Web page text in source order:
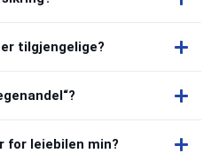
tilgjengelige?
for leiebilen min?